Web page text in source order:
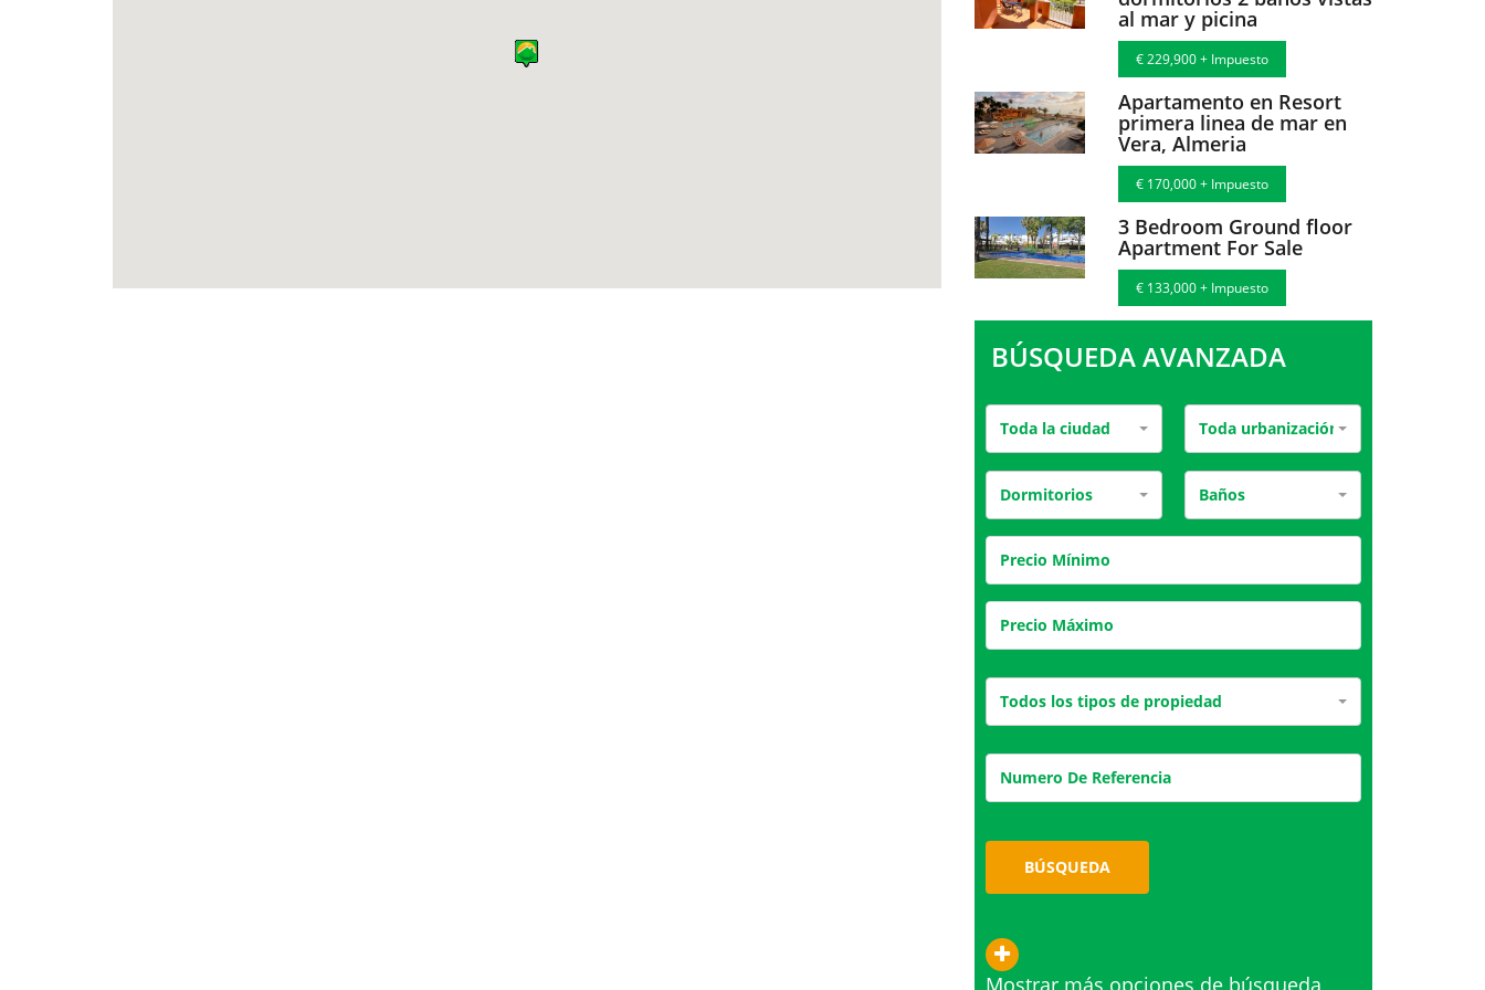
al mar y picina
€ 229,900 + Impuesto
Apartamento en Resort
primera linea de mar en
Vera, Almeria
€ 170,000 + Impuesto
3 Bedroom Ground floor
Apartment For Sale
€ 133,000 + Impuesto
BÚSQUEDA AVANZADA
Toda la ciudad Toda urbanización
Dormitorios Baños
Todos los tipos de propiedad
BÚSQUEDA
Mostrar más opciones de búsqueda